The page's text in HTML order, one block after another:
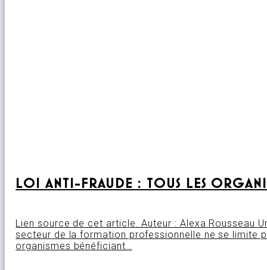
LOI ANTI-FRAUDE : TOUS LES
Lien source de cet article. Auteur : Alexa Rousseau
secteur de la formation professionnelle ne se limite
organismes bénéficiant…